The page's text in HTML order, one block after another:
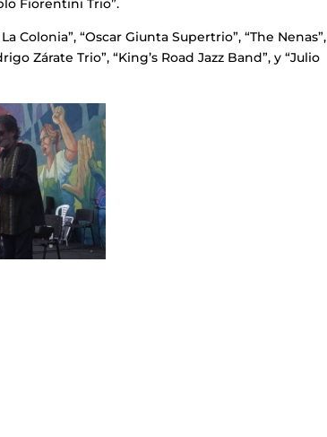
Fiorentini Trio”.
Colonia”, “Oscar Giunta Supertrio”, “The Nenas”,
Zárate Trio”, “King’s Road Jazz Band”, y “Julio